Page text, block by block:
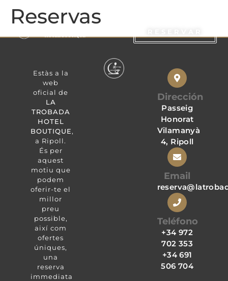
Reservas
Estàs a la
web
oficial de
LA
TROBADA
HOTEL
BOUTIQUE,
a Ripoll.
És per
aquest
motiu que
podem
oferir-te el
millor
preu
possible,
així com
ofertes
úniques,
una
reserva
immediata
Dirección
Passeig
Honorat
Vilamanyà
4, Ripoll
Email
Teléfono
+34 972
702 353
+34 691
506 704